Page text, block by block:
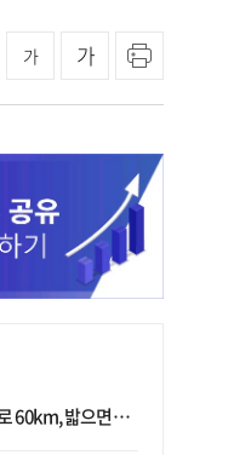
가 가
마력”…볼보 XC60 T8의 두 얼굴